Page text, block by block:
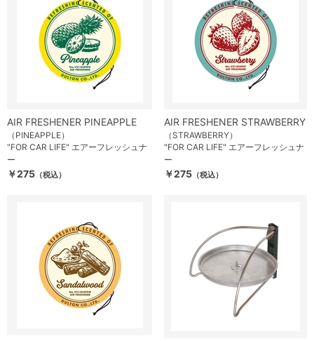
AIR FRESHENER PINEAPPLE
（PINEAPPLE）
"FOR CAR LIFE" エアーフレッシュナ
ー
￥275 （税込）
AIR FRESHENER STRAWBERRY
（STRAWBERRY）
"FOR CAR LIFE" エアーフレッシュナ
ー
￥275 （税込）